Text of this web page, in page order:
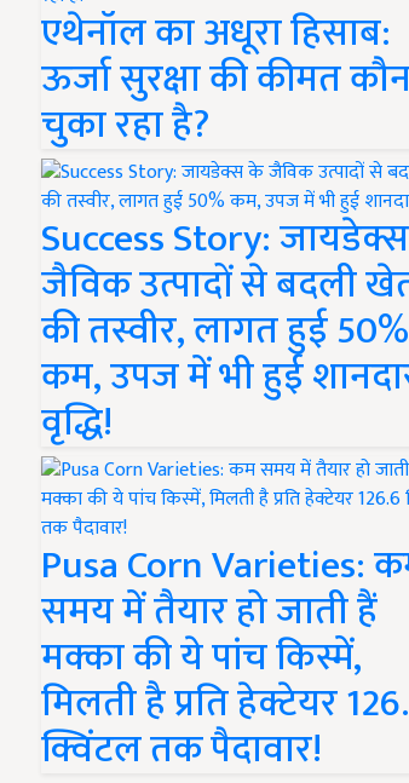
एथेनॉल का अधूरा हिसाब:
ऊर्जा सुरक्षा की कीमत
चुका रहा है?
Success Story:
जैविक उत्पादों से बदली
की तस्वीर, लागत हुई 50%
कम, उपज में भी हुई
वृद्धि!
Pusa Corn Varieties:
समय में तैयार हो जाती हैं
मक्का की ये पांच किस्में,
मिलती है प्रति हेक्टेयर
क्विंटल तक पैदावार!